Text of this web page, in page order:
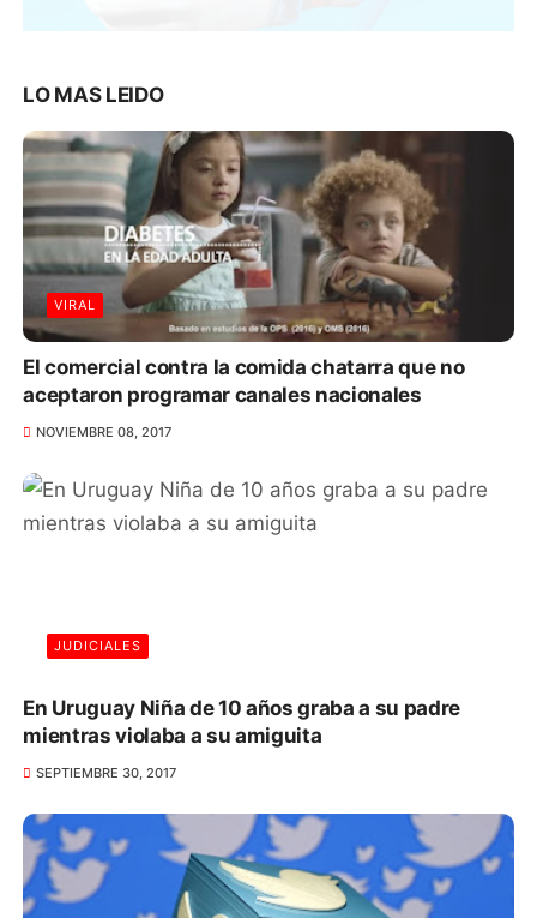
LO MAS LEIDO
VIRAL
El comercial contra la comida chatarra que no
aceptaron programar canales nacionales
NOVIEMBRE 08, 2017
JUDICIALES
En Uruguay Niña de 10 años graba a su padre
mientras violaba a su amiguita
SEPTIEMBRE 30, 2017